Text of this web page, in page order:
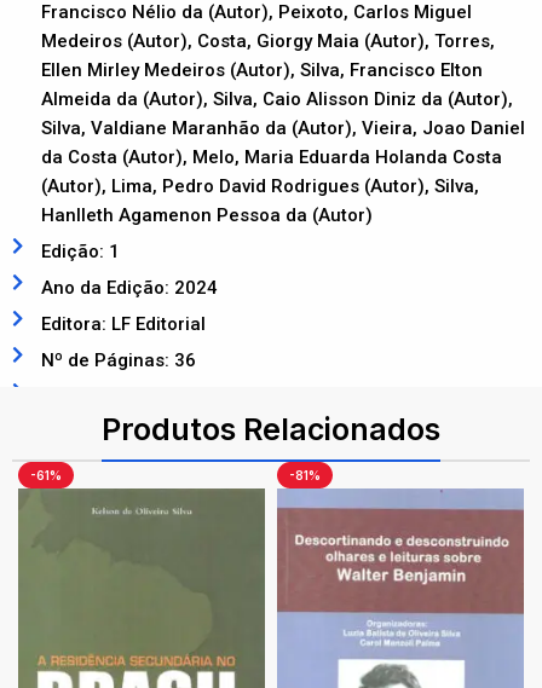
Francisco Nélio da (Autor), Peixoto, Carlos Miguel
Medeiros (Autor), Costa, Giorgy Maia (Autor), Torres,
Ellen Mirley Medeiros (Autor), Silva, Francisco Elton
Almeida da (Autor), Silva, Caio Alisson Diniz da (Autor),
Silva, Valdiane Maranhão da (Autor), Vieira, Joao Daniel
da Costa (Autor), Melo, Maria Eduarda Holanda Costa
(Autor), Lima, Pedro David Rodrigues (Autor), Silva,
Hanlleth Agamenon Pessoa da (Autor)
Edição: 1
Ano da Edição: 2024
Editora: LF Editorial
Nº de Páginas: 36
Produtos Relacionados
-61% -81%